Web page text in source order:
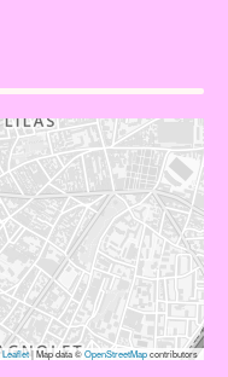
Leaflet|Map data ©OpenStreetMapcontributors